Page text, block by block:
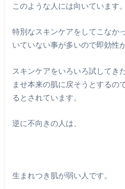
このような人には向いています。
特別なスキンケアをしてこなか
いていない事が多いので即効性
スキンケアをいろいろ試してき
ませ本来の肌に戻そうとするの
るとされています。
逆に不向きの人は、
生まれつき肌が弱い人です。